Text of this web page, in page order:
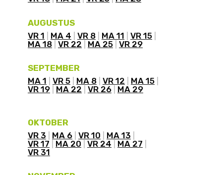
AUGUSTUS
VR 1
MA 4 VR 8 MA 11
VR 15
MA 18 VR 22 MA 25 VR 29
SEPTEMBER
MA 1
VR 5 MA 8 VR 12
MA 15
VR 19
MA 22 VR 26 MA 29
OKTOBER
VR 3
MA 6 VR 10
MA 13
VR 17
MA 20 VR 24
MA 27
VR 31